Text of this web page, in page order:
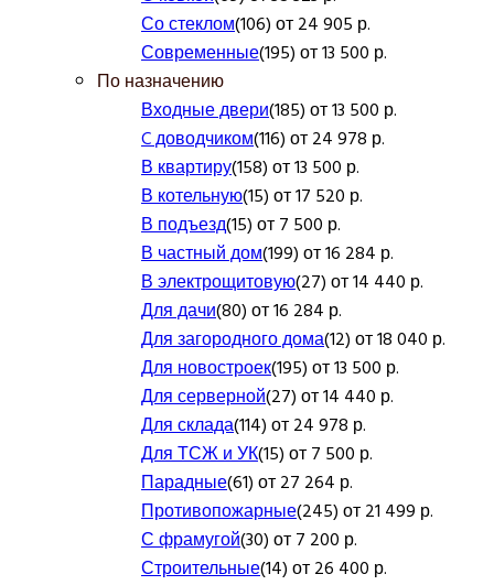
Со стеклом(106) от 24 905 р.
Современные(195) от 13 500 р.
По назначению
Входные двери(185) от 13 500 р.
C доводчиком(116) от 24 978 р.
В квартиру(158) от 13 500 р.
В котельную(15) от 17 520 р.
В подъезд(15) от 7 500 р.
В частный дом(199) от 16 284 р.
В электрощитовую(27) от 14 440 р.
Для дачи(80) от 16 284 р.
Для загородного дома(12) от 18 040 р.
Для новостроек(195) от 13 500 р.
Для серверной(27) от 14 440 р.
Для склада(114) от 24 978 р.
Для ТСЖ и УК(15) от 7 500 р.
Парадные(61) от 27 264 р.
Противопожарные(245) от 21 499 р.
С фрамугой(30) от 7 200 р.
Строительные(14) от 26 400 р.